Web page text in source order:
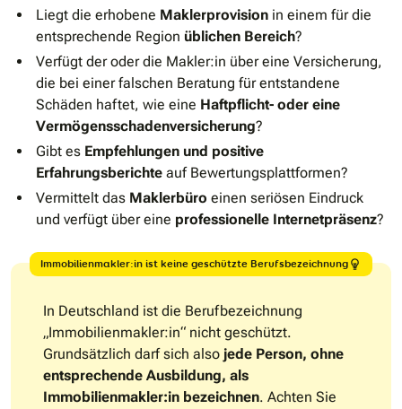
Liegt die erhobene Maklerprovision in einem für die
entsprechende Region üblichen Bereich?
Verfügt der oder die Makler:in über eine Versicherung,
die bei einer falschen Beratung für entstandene
Schäden haftet, wie eine Haftpflicht- oder eine
Vermögensschadenversicherung?
Gibt es Empfehlungen und positive
Erfahrungsberichte auf Bewertungsplattformen?
Vermittelt das Maklerbüro einen seriösen Eindruck
und verfügt über eine professionelle Internetpräsenz?
Immobilienmakler:in ist keine geschützte Berufsbezeichnung
In Deutschland ist die Berufbezeichnung
„Immobilienmakler:in“ nicht geschützt.
Grundsätzlich darf sich also jede Person, ohne
entsprechende Ausbildung, als
Immobilienmakler:in bezeichnen. Achten Sie